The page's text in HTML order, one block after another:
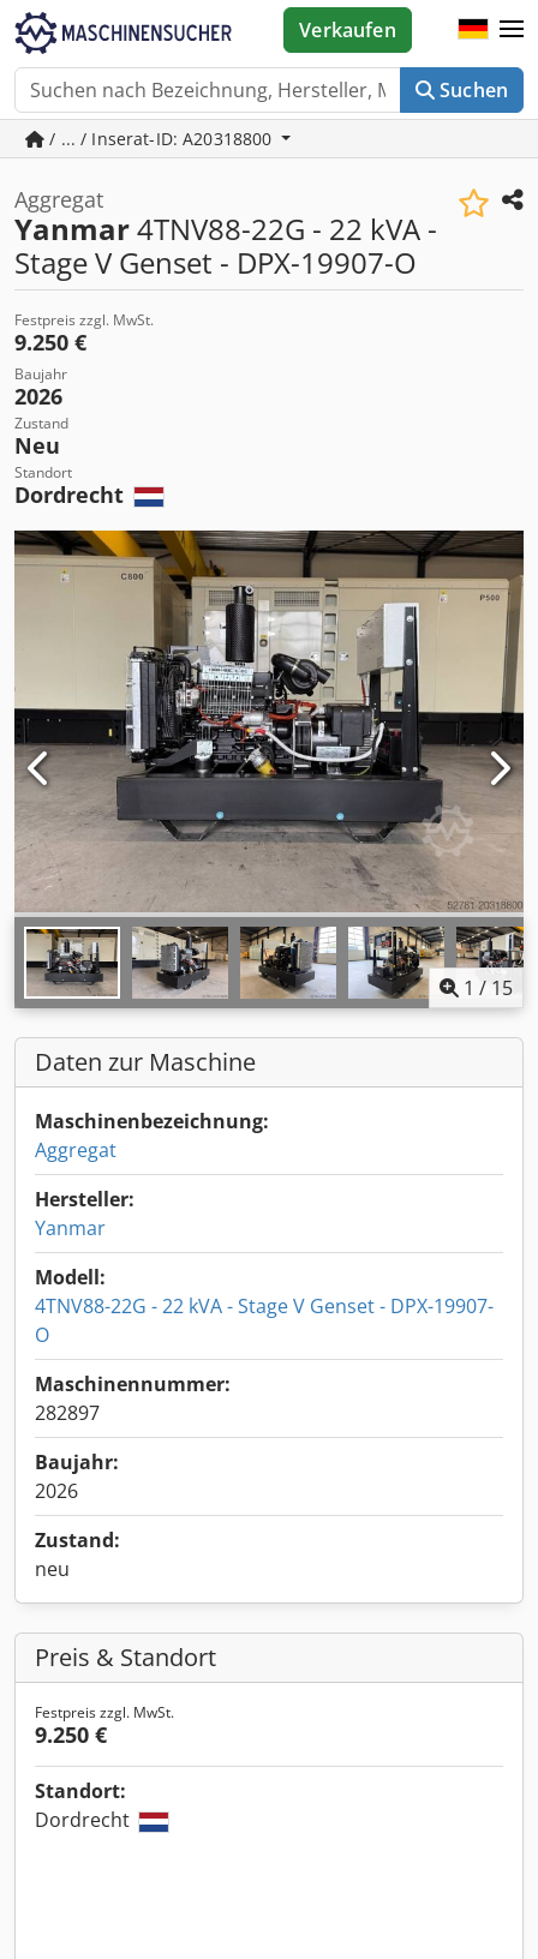
Suchen
Verkaufen
/ ... / Inserat-ID: A20318800
Aggregat
Yanmar4TNV88-22G - 22 kVA -
Stage V Genset - DPX-19907-O
Festpreis zzgl. MwSt.
9.250 €
Baujahr
2026
Zustand
Neu
Standort
Dordrecht
1 / 15
Daten zur Maschine
Maschinenbezeichnung:
Aggregat
Hersteller:
Yanmar
Modell:
4TNV88-22G - 22 kVA - Stage V Genset - DPX-19907-
O
Maschinennummer:
282897
Baujahr:
2026
Zustand:
neu
Preis & Standort
Festpreis zzgl. MwSt.
9.250 €
Standort:
Dordrecht